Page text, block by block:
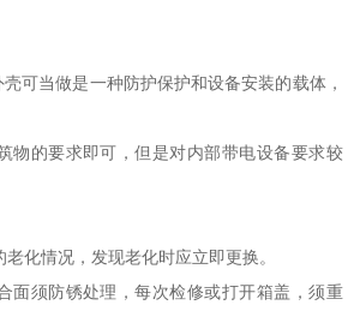
可当做是一种防护保护和设备安装的载体，
物的要求即可，但是对内部带电设备要求较
化情况，发现老化时应立即更换。
面须防锈处理，每次检修或打开箱盖，须重